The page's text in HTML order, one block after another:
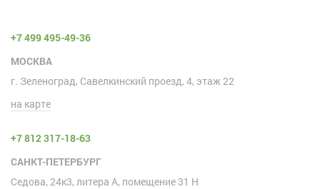
+7 499 495-49-36
МОСКВА
г. Зеленоград, Савелкинский проезд, 4, этаж 22
на карте
+7 812 317-18-63
САНКТ-ПЕТЕРБУРГ
Седова, 24к3, литера А, помещение 31 H